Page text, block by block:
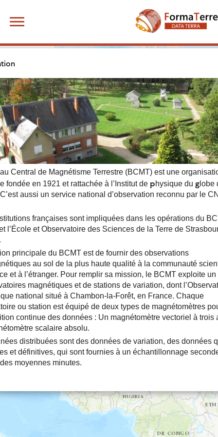
content
Central de Magnétisme Terrestre (BCMT) est une
fondée en 1921 et rattachée à l’Institut de physique du g lobe
aussi un service national d’observation reconnu par le
françaises sont impliquées dans les opérations du
l’École et Observatoire des Sciences de la Terre de
principale du BCMT est de fournir des observations
au sol de la plus haute qualité à la communauté
et à l’étranger. Pour remplir sa mission, le BCMT exploite
magnétiques et de stations de variation, dont
national situé à Chambon-la-Forêt, en France. Chaque
ou station est équipé de deux types de magnétomètres
continue des données : Un magnétomètre vectoriel à trois
scalaire absolu.
distribuées sont des données de variation, des données
et définitives, qui sont fournies à un échantillonnage
moyennes minutes.